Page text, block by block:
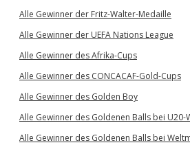
Alle Gewinner der Fritz-Walter-Medaille
Alle Gewinner der UEFA Nations League
Alle Gewinner des Afrika-Cups
Alle Gewinner des CONCACAF-Gold-Cups
Alle Gewinner des Golden Boy
Alle Gewinner des Goldenen Balls bei U20-
Alle Gewinner des Goldenen Balls bei